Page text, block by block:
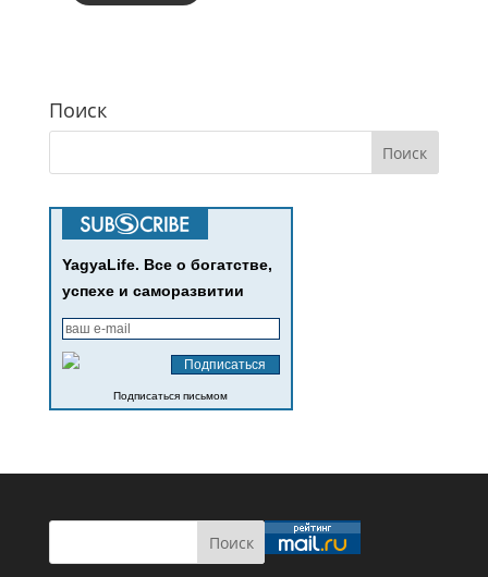
Поиск
YagyaLife. Все о богатстве,
успехе и саморазвитии
Подписаться письмом